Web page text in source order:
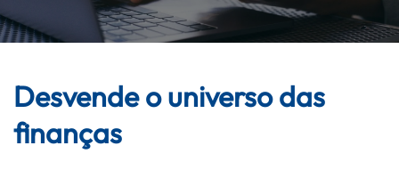
Desvende o universo das
finanças